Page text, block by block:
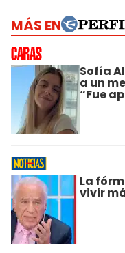
MÁS EN
Sofía
a un
“Fue
La
vivir